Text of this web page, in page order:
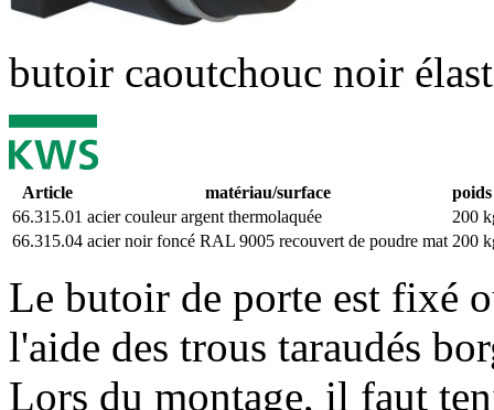
butoir caoutchouc noir
Article matériau/surface
66.315.01 acier couleur argent thermolaquée
200
66.315.04 acier noir foncé RAL 9005 recouvert de poudre mat 200
Le butoir de porte est fixé
l'aide des trous taraudés
Lors du montage, il faut